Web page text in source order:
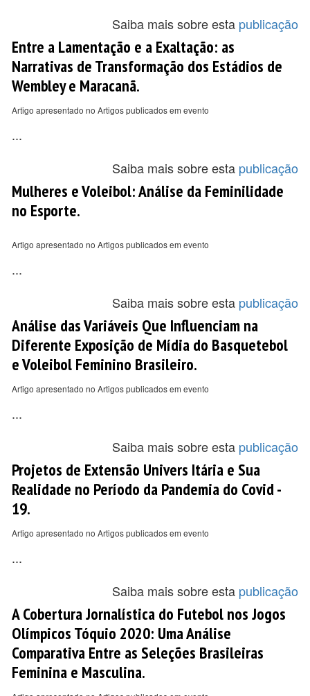
Saiba mais sobre esta publicação
Entre a Lamentação e a Exaltação: as
Narrativas de Transformação dos Estádios de
Wembley e Maracanã.
Artigo apresentado no Artigos publicados em evento
...
Saiba mais sobre esta publicação
Mulheres e Voleibol: Análise da Feminilidade
no Esporte.
Artigo apresentado no Artigos publicados em evento
...
Saiba mais sobre esta publicação
Análise das Variáveis Que Influenciam na
Diferente Exposição de Mídia do Basquetebol
e Voleibol Feminino Brasileiro.
Artigo apresentado no Artigos publicados em evento
...
Saiba mais sobre esta publicação
Projetos de Extensão Univers Itária e Sua
Realidade no Período da Pandemia do Covid -
19.
Artigo apresentado no Artigos publicados em evento
...
Saiba mais sobre esta publicação
A Cobertura Jornalística do Futebol nos Jogos
Olímpicos Tóquio 2020: Uma Análise
Comparativa Entre as Seleções Brasileiras
Feminina e Masculina.